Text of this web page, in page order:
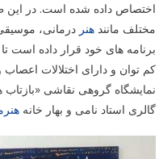
اختصاص داده شده است. در این
مختلف مانند هنر درمانی،
برنامه های خود قرار داده است تا
کم توان و دارای اختلالات اعصاب
گالری استاد نامی و بهار خانه